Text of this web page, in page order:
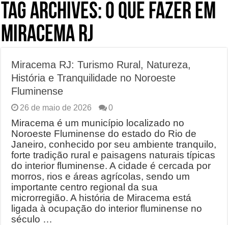
Tag Archives: o que fazer em
Miracema RJ
Miracema RJ: Turismo Rural, Natureza,
História e Tranquilidade no Noroeste
Fluminense
26 de maio de 2026 0
Miracema é um município localizado no
Noroeste Fluminense do estado do Rio de
Janeiro, conhecido por seu ambiente tranquilo,
forte tradição rural e paisagens naturais típicas
do interior fluminense. A cidade é cercada por
morros, rios e áreas agrícolas, sendo um
importante centro regional da sua
microrregião. A história de Miracema está
ligada à ocupação do interior fluminense no
século …